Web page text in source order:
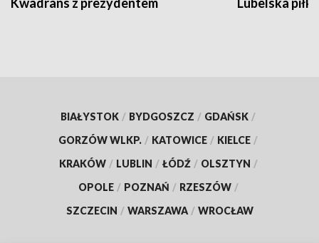
BIAŁYSTOK / BYDGOSZCZ / GDAŃSK /
GORZÓW WLKP. / KATOWICE / KIELCE /
KRAKÓW / LUBLIN / ŁÓDŹ / OLSZTYN /
OPOLE / POZNAŃ / RZESZÓW /
SZCZECIN / WARSZAWA / WROCŁAW